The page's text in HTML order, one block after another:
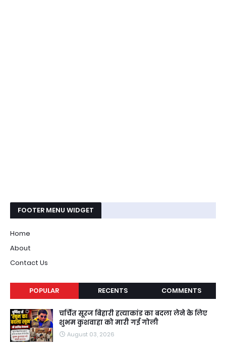
FOOTER MENU WIDGET
Home
About
Contact Us
POPULAR RECENTS COMMENTS
चर्चित सूरज बिहारी हत्याकांड का बदला लेने के लिए
शुभम कुशवाहा को मारी गई गोली
August 03, 2026